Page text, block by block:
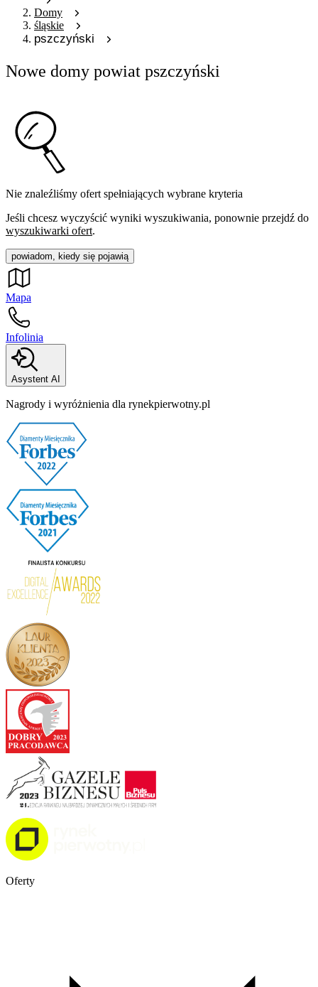
Domy
śląskie
pszczyński
Nowe domy powiat pszczyński
Nie znaleźliśmy ofert spełniających wybrane kryteria
Jeśli chcesz wyczyścić wyniki wyszukiwania, ponownie przejdź do
wyszukiwarki ofert.
powiadom, kiedy się pojawią
Mapa
Infolinia
Asystent AI
Nagrody i wyróżnienia dla rynekpierwotny.pl
Oferty